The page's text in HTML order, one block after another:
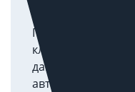
Помогает
кластеризацией
данных и
автоматизация